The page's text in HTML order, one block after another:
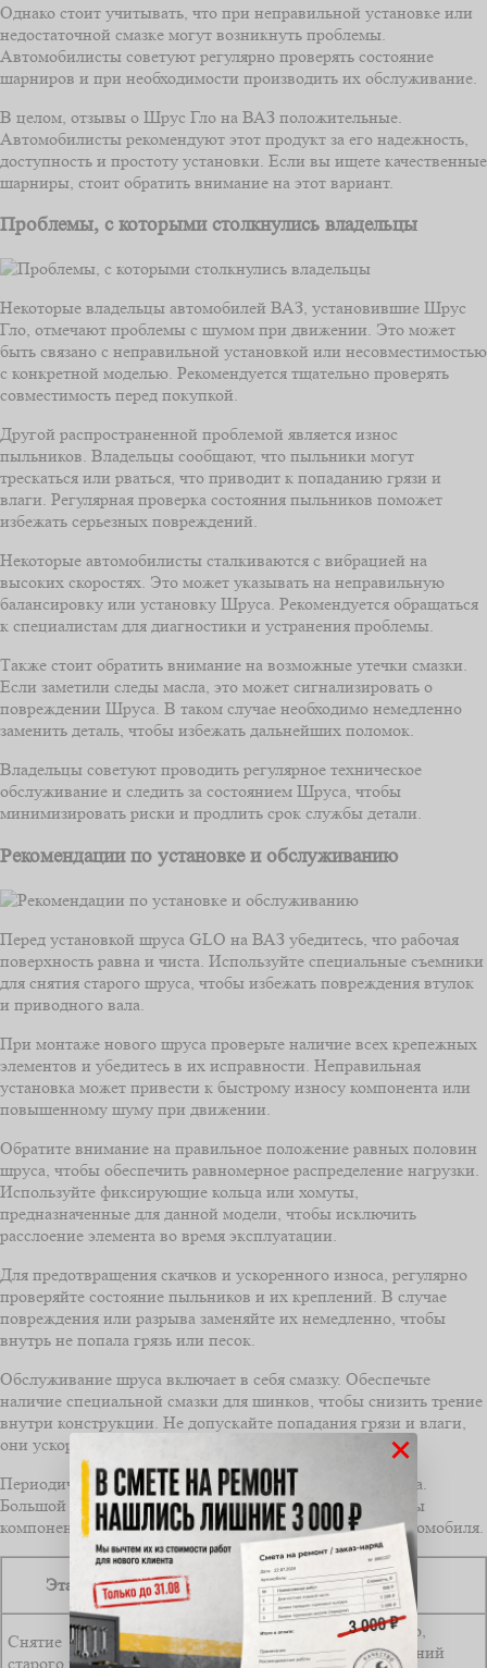
Однако стоит учитывать, что при неправильной установке или
недостаточной смазке могут возникнуть проблемы.
Автомобилисты советуют регулярно проверять состояние
шарниров и при необходимости производить их обслуживание.
В целом, отзывы о Шрус Гло на ВАЗ положительные.
Автомобилисты рекомендуют этот продукт за его надежность,
доступность и простоту установки. Если вы ищете качественные
шарниры, стоит обратить внимание на этот вариант.
Проблемы, с которыми столкнулись владельцы
Некоторые владельцы автомобилей ВАЗ, установившие Шрус
Гло, отмечают проблемы с шумом при движении. Это может
быть связано с неправильной установкой или несовместимостью
с конкретной моделью. Рекомендуется тщательно проверять
совместимость перед покупкой.
Другой распространенной проблемой является износ
пыльников. Владельцы сообщают, что пыльники могут
трескаться или рваться, что приводит к попаданию грязи и
влаги. Регулярная проверка состояния пыльников поможет
избежать серьезных повреждений.
Некоторые автомобилисты сталкиваются с вибрацией на
высоких скоростях. Это может указывать на неправильную
балансировку или установку Шруса. Рекомендуется обращаться
к специалистам для диагностики и устранения проблемы.
Также стоит обратить внимание на возможные утечки смазки.
Если заметили следы масла, это может сигнализировать о
повреждении Шруса. В таком случае необходимо немедленно
заменить деталь, чтобы избежать дальнейших поломок.
Владельцы советуют проводить регулярное техническое
обслуживание и следить за состоянием Шруса, чтобы
минимизировать риски и продлить срок службы детали.
Рекомендации по установке и обслуживанию
Перед установкой шруса GLO на ВАЗ убедитесь, что рабочая
поверхность равна и чиста. Используйте специальные съемники
для снятия старого шруса, чтобы избежать повреждения втулок
и приводного вала.
При монтаже нового шруса проверьте наличие всех крепежных
элементов и убедитесь в их исправности. Неправильная
установка может привести к быстрому износу компонента или
повышенному шуму при движении.
Обратите внимание на правильное положение равных половин
шруса, чтобы обеспечить равномерное распределение нагрузки.
Используйте фиксирующие кольца или хомуты,
предназначенные для данной модели, чтобы исключить
расслоение элемента во время эксплуатации.
Для предотвращения скачков и ускоренного износа, регулярно
проверяйте состояние пыльников и их креплений. В случае
повреждения или разрыва заменяйте их немедленно, чтобы
внутрь не попала грязь или песок.
Обслуживание шруса включает в себя смазку. Обеспечьте
наличие специальной смазки для шинков, чтобы снизить трение
внутри конструкции. Не допускайте попадания грязи и влаги,
они ускоряют износ шарниров.
Периодически проверяйте свободный ход и люфт шруса.
Большой люфт свидетельствует о необходимости замены
компонента, поскольку это ухудшает управляемость автомобиля.
Этап
Рекомендуемый
инструмент
Совет
Снятие
старого шруса
Набор ключей,
съемник
Работайте аккуратно,
избегайте повреждений
×